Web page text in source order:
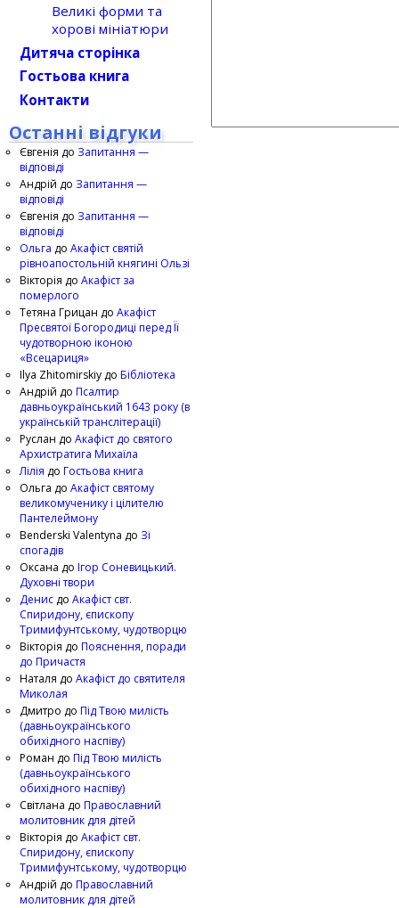
Великі форми та
хорові мініатюри
Дитяча сторінка
Гостьова книга
Контакти
Останні відгуки
Євгенія до Запитання —
відповіді
Андрій до Запитання —
відповіді
Євгенія до Запитання —
відповіді
Ольга до Акафіст святій
рівноапостольній княгині Ользі
Вікторія до Акафіст за
померлого
Тетяна Грицан до Акафіст
Пресвятої Богородиці перед Її
чудотворною іконою
«Всецариця»
Ilya Zhitomirskiy до Бібліотека
Андрій до Псалтир
давньоукраїнський 1643 року (в
українській транслітерації)
Руслан до Акафіст до святого
Архистратига Михаїла
Лілія до Гостьова книга
Ольга до Акафіст святому
великомученику і цілителю
Пантелеймону
Benderski Valentyna до Зі
спогадів
Оксана до Ігор Соневицький.
Духовні твори
Денис до Акафіст свт.
Спиридону, єпископу
Тримифунтському, чудотворцю
Вікторія до Пояснення, поради
до Причастя
Наталя до Акафіст до святителя
Миколая
Дмитро до Під Твою милість
(давньоукраїнського
обихідного наспіву)
Роман до Під Твою милість
(давньоукраїнського
обихідного наспіву)
Світлана до Православний
молитовник для дітей
Вікторія до Акафіст свт.
Спиридону, єпископу
Тримифунтському, чудотворцю
Андрій до Православний
молитовник для дітей